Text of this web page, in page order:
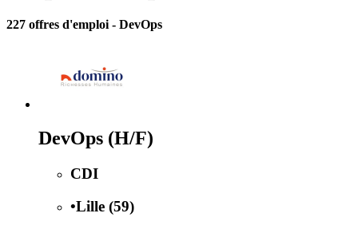
227 offres d'emploi - DevOps
DevOps (H/F)
CDI
•Lille (59)